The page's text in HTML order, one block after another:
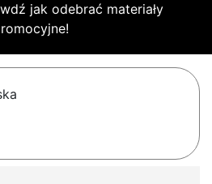
jak odebrać materiały